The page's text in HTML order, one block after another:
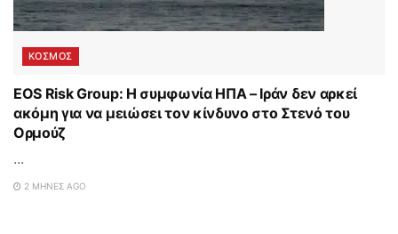
ΚΟΣΜΟΣ
EOS Risk Group: Η συμφωνία ΗΠΑ – Ιράν δεν αρκεί
ακόμη για να μειώσει τον κίνδυνο στο Στενό του
Ορμούζ
...
2 ΜΉΝΕΣ AGO